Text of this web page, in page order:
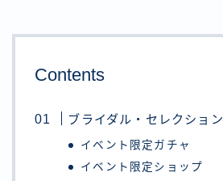
Contents
ブライダル・セレクショ
イベント限定ガチャ
イベント限定ショップ